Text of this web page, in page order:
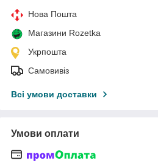
Нова Пошта
Магазини Rozetka
Укрпошта
Самовивіз
Всі умови доставки
Умови оплати